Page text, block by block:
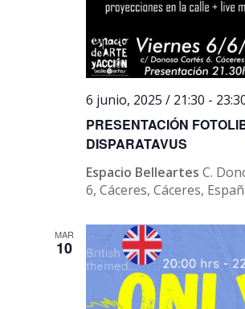
PRESENTACIÓN
DISPARATAVUS
6 junio, 2025 / 21:30 -
Espacio BelleartesC.
6, Cáceres, Cáceres,
MAR
10